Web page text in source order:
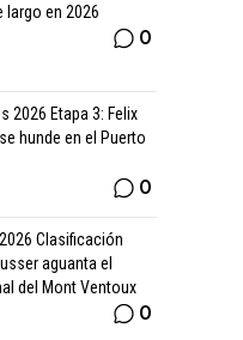
en 2026
0
2026 Etapa 3: Felix
hunde en el Puerto
0
Clasificación
aguanta el
del Mont Ventoux
0